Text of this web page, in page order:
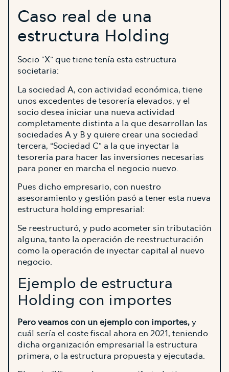
Caso real de una
estructura Holding
Socio “X” que tiene tenía esta estructura
societaria:
La sociedad A, con actividad económica, tiene
unos excedentes de tesorería elevados, y el
socio desea iniciar una nueva actividad
completamente distinta a la que desarrollan las
sociedades A y B y quiere crear una sociedad
tercera, “Sociedad C” a la que inyectar la
tesorería para hacer las inversiones necesarias
para poner en marcha el negocio nuevo.
Pues dicho empresario, con nuestro
asesoramiento y gestión pasó a tener esta nueva
estructura holding empresarial:
Se reestructuró, y pudo acometer sin tributación
alguna, tanto la operación de reestructuración
como la operación de inyectar capital al nuevo
negocio.
Ejemplo de estructura
Holding con importes
Pero veamos con un ejemplo con importes,y
cuál sería el coste fiscal ahora en 2021, teniendo
dicha organización empresarial la estructura
primera, o la estructura propuesta y ejecutada.